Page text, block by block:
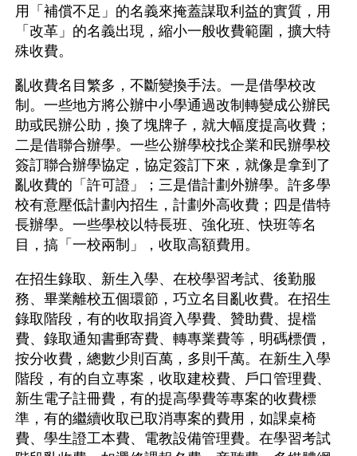
用「補償不足」的名義來掩蓋謀取利益的實質，用
「改革」的名義出現，縮小一般收費範圍，擴大特
殊收費。
亂收費名目繁多，不斷變換手法。一是借學校改
制。一些地方將公辦中小學通過改制轉變成公辦民
助或民辦公助，換了塊牌子，就大幅度提高收費；
二是借聯合辦學。一些公辦學校找企業和民辦學校
簽訂聯合辦學協定，協定簽訂下來，就像是拿到了
亂收費的「許可證」；三是借計劃外辦學。許多學
校有意壓低計劃內招生，計劃外高收費；四是借特
長辦學。一些學校以特長班、強化班、快班等名
目，搞「一校兩制」，收取高額費用。
在招生錄取、新生入學、在校學習考試、後勤服
務、畢業離校五個環節，巧立名目亂收費。在招生
錄取階段，有的收取捐資入學費、贊助費、提檔
費、錄取通知書郵寄費、轉專業費等，明碼標價，
按分收費，總數少則百萬，多則千萬。在新生入學
階段，有的自立專案，收取建校費、戶口管理費、
新生電子註冊費，有的提高學費等專案的收費標
準，有的繼續收取已取消專案的費用，如課桌椅
費、學生證工本費、電教設備管理費。在學習考試